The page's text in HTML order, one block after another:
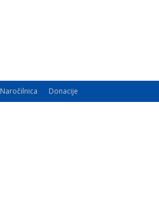
Naročilnica Donacije